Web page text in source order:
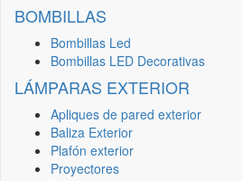
BOMBILLAS
Bombillas Led
Bombillas LED Decorativas
LÁMPARAS EXTERIOR
Apliques de pared exterior
Baliza Exterior
Plafón exterior
Proyectores